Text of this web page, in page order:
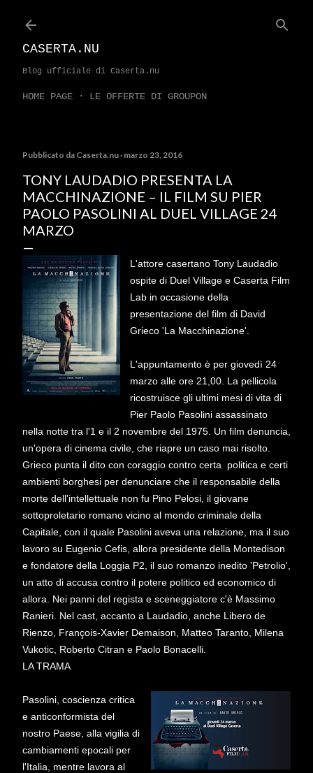
CASERTA.NU
Blog ufficiale di Caserta.nu
HOME PAGE LE OFFERTE DI GROUPON
Pubblicato da Caserta.nu marzo 23, 2016
TONY LAUDADIO PRESENTA LA
MACCHINAZIONE – IL FILM SU PIER
PAOLO PASOLINI AL DUEL VILLAGE 24
MARZO
L'attore casertano Tony Laudadio
ospite di Duel Village e Caserta Film
Lab in occasione della
presentazione del film di David
Grieco 'La Macchinazione'.
L'appuntamento è per giovedì 24
marzo alle ore 21,00. La pellicola
ricostruisce gli ultimi mesi di vita di
Pier Paolo Pasolini assassinato
nella notte tra l'1 e il 2 novembre del 1975. Un film denuncia,
un'opera di cinema civile, che riapre un caso mai risolto.
Grieco punta il dito con coraggio contro certa politica e certi
ambienti borghesi per denunciare che il responsabile della
morte dell'intellettuale non fu Pino Pelosi, il giovane
sottoproletario romano vicino al mondo criminale della
Capitale, con il quale Pasolini aveva una relazione, ma il suo
lavoro su Eugenio Cefis, allora presidente della Montedison
e fondatore della Loggia P2, il suo romanzo inedito 'Petrolio',
un atto di accusa contro il potere politico ed economico di
allora. Nei panni del regista e sceneggiatore c'è Massimo
Ranieri. Nel cast, accanto a Laudadio, anche Libero de
Rienzo, François-Xavier Demaison, Matteo Taranto, Milena
Vukotic, Roberto Citran e Paolo Bonacelli.
LA TRAMA
Pasolini, coscienza critica
e anticonformista del
nostro Paese, alla vigilia di
cambiamenti epocali per
l'Italia, mentre lavora al